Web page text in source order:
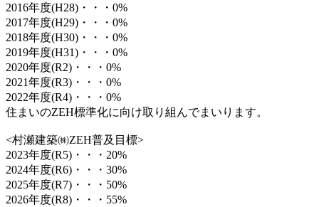
2016年度(H28)・・・0%
2017年度(H29)・・・0%
2018年度(H30)・・・0%
2019年度(H31)・・・0%
2020年度(R2)・・・0%
2021年度(R3)・・・0%
2022年度(R4)・・・0%
住まいのZEH標準化に向け取り組んでまいります。
<村瀬建築㈱ZEH普及目標>
2023年度(R5)・・・20%
2024年度(R6)・・・30%
2025年度(R7)・・・50%
2026年度(R8)・・・55%